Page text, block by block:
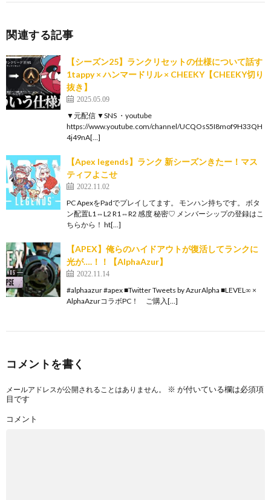
関連する記事
【シーズン25】ランクリセットの仕様について話す
1tappy × ハンマードリル × CHEEKY【CHEEKY切り
抜き】
2025.05.09
▼元配信 ▼SNS ・youtube
https://www.youtube.com/channel/UCQOsS5I8mof9H33QH
4j49nA[…]
【Apex legends】ランク 新シーズンきたー！マス
ティフよこせ
2022.11.02
PC ApexをPadでプレイしてます。 モンハン持ちです。 ボタ
ン配置L1⇔L2 R1⇔R2 感度 秘密♡ メンバーシップの登録はこ
ちらから！ ht[…]
【APEX】俺らのハイドアウトが復活してランクに
光が….！！【AlphaAzur】
2022.11.14
#alphaazur #apex ■Twitter Tweets by AzurAlpha ■LEVEL∞ ×
AlphaAzurコラボPC！ ご購入[…]
コメントを書く
メールアドレスが公開されることはありません。 ※ が付いている欄は必須項
目です
コメント